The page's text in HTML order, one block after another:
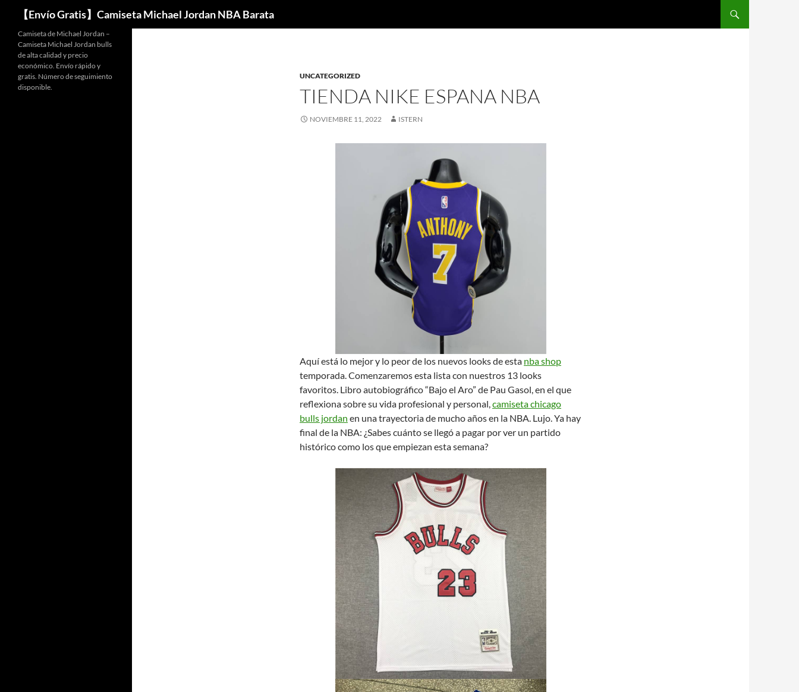
【Envío Gratis】Camiseta Michael Jordan NBA Barata
Buscar
UNCATEGORIZED
TIENDA NIKE ESPANA NBA
NOVIEMBRE 11, 2022 ISTERN
Aquí está lo mejor y lo peor de los nuevos looks de esta nba shop
temporada. Comenzaremos esta lista con nuestros 13 looks
favoritos. Libro autobiográfico “Bajo el Aro” de Pau Gasol, en el que
reflexiona sobre su vida profesional y personal,camiseta chicago
bulls jordan en una trayectoria de mucho años en la NBA. Lujo. Ya hay
final de la NBA: ¿Sabes cuánto se llegó a pagar por ver un partido
histórico como los que empiezan esta semana?
Camiseta de Michael Jordan –
Camiseta Michael Jordan bulls
de alta calidad y precio
económico. Envío rápido y
gratis. Número de seguimiento
disponible.